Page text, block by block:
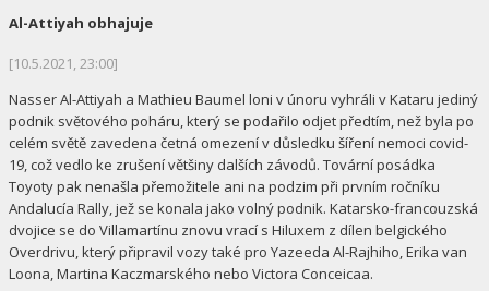
Al-Attiyah obhajuje
[10.5.2021, 23:00]
Nasser Al-Attiyah a Mathieu Baumel loni v únoru vyhráli v Kataru jediný
podnik světového poháru, který se podařilo odjet předtím, než byla po
celém světě zavedena četná omezení v důsledku šíření nemoci covid-
19, což vedlo ke zrušení většiny dalších závodů. Tovární posádka
Toyoty pak nenašla přemožitele ani na podzim při prvním ročníku
Andalucía Rally, jež se konala jako volný podnik. Katarsko-francouzská
dvojice se do Villamartínu znovu vrací s Hiluxem z dílen belgického
Overdrivu, který připravil vozy také pro Yazeeda Al-Rajhiho, Erika van
Loona, Martina Kaczmarského nebo Victora Conceicaa.